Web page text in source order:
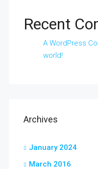
Recent
A WordPress
world!
Archives
January 2024
March 2016